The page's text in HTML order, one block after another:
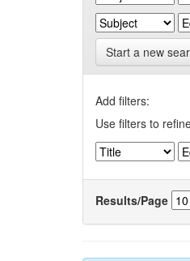
Start a new
Add filters:
Use filters to
Results/Page